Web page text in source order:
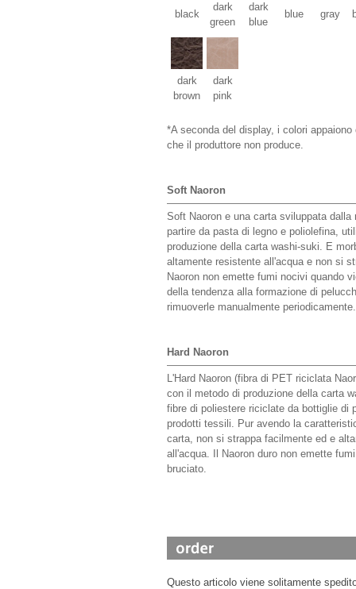
black
dark
green
dark
blue
blue gray
dark
brown
dark
pink
*A seconda del display, i colori
che il produttore non produce.
Soft Naoron
Soft Naoron e una carta sviluppata dalla
partire da pasta di legno e poliolefina,
produzione della carta washi-suki. E
altamente resistente all'acqua e non si
Naoron non emette fumi nocivi quando
della tendenza alla formazione di
rimuoverle manualmente periodicamente.
Hard Naoron
L'Hard Naoron (fibra di PET riciclata
con il metodo di produzione della carta
fibre di poliestere riciclate da bottiglie di
prodotti tessili. Pur avendo la
carta, non si strappa facilmente ed e
all'acqua. Il Naoron duro non emette
bruciato.
Questo articolo viene solitamente